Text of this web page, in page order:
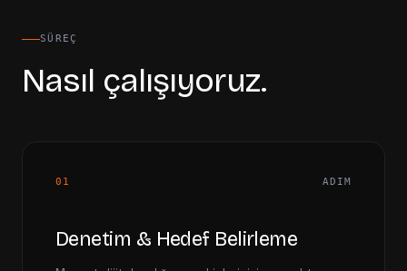
SÜREÇ
Nasıl çalışıyoruz.
01 ADIM
Denetim & Hedef Belirleme